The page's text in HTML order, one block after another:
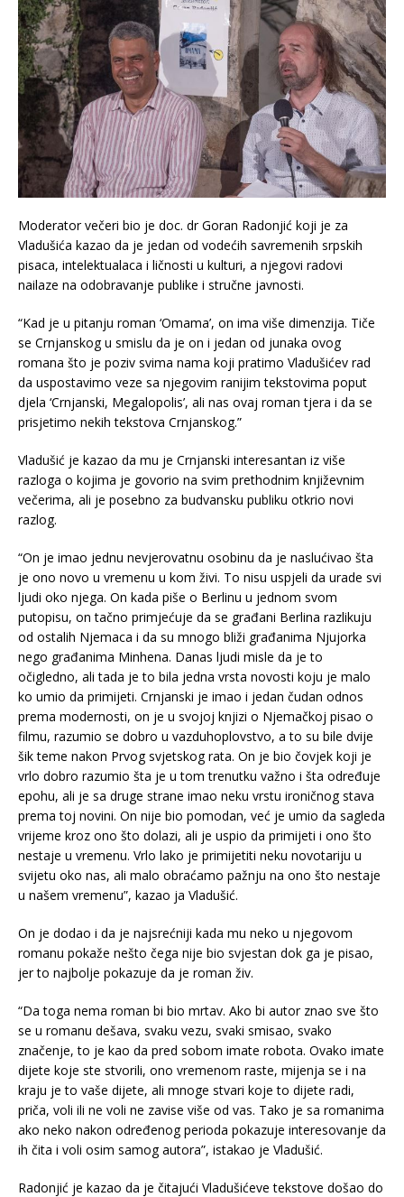
Moderator večeri bio je doc. dr Goran Radonjić koji je za
Vladušića kazao da je jedan od vodećih savremenih srpskih
pisaca, intelektualaca i ličnosti u kulturi, a njegovi radovi
nailaze na odobravanje publike i stručne javnosti.
“Kad je u pitanju roman ‘Omama’, on ima više dimenzija. Tiče
se Crnjanskog u smislu da je on i jedan od junaka ovog
romana što je poziv svima nama koji pratimo Vladušićev rad
da uspostavimo veze sa njegovim ranijim tekstovima poput
djela ‘Crnjanski, Megalopolis’, ali nas ovaj roman tjera i da se
prisjetimo nekih tekstova Crnjanskog.”
Vladušić je kazao da mu je Crnjanski interesantan iz više
razloga o kojima je govorio na svim prethodnim književnim
večerima, ali je posebno za budvansku publiku otkrio novi
razlog.
“On je imao jednu nevjerovatnu osobinu da je naslućivao šta
je ono novo u vremenu u kom živi. To nisu uspjeli da urade svi
ljudi oko njega. On kada piše o Berlinu u jednom svom
putopisu, on tačno primjećuje da se građani Berlina razlikuju
od ostalih Njemaca i da su mnogo bliži građanima Njujorka
nego građanima Minhena. Danas ljudi misle da je to
očigledno, ali tada je to bila jedna vrsta novosti koju je malo
ko umio da primijeti. Crnjanski je imao i jedan čudan odnos
prema modernosti, on je u svojoj knjizi o Njemačkoj pisao o
filmu, razumio se dobro u vazduhoplovstvo, a to su bile dvije
šik teme nakon Prvog svjetskog rata. On je bio čovjek koji je
vrlo dobro razumio šta je u tom trenutku važno i šta određuje
epohu, ali je sa druge strane imao neku vrstu ironičnog stava
prema toj novini. On nije bio pomodan, već je umio da sagleda
vrijeme kroz ono što dolazi, ali je uspio da primijeti i ono što
nestaje u vremenu. Vrlo lako je primijetiti neku novotariju u
svijetu oko nas, ali malo obraćamo pažnju na ono što nestaje
u našem vremenu”, kazao ja Vladušić.
On je dodao i da je najsrećniji kada mu neko u njegovom
romanu pokaže nešto čega nije bio svjestan dok ga je pisao,
jer to najbolje pokazuje da je roman živ.
“Da toga nema roman bi bio mrtav. Ako bi autor znao sve što
se u romanu dešava, svaku vezu, svaki smisao, svako
značenje, to je kao da pred sobom imate robota. Ovako imate
dijete koje ste stvorili, ono vremenom raste, mijenja se i na
kraju je to vaše dijete, ali mnoge stvari koje to dijete radi,
priča, voli ili ne voli ne zavise više od vas. Tako je sa romanima
ako neko nakon određenog perioda pokazuje interesovanje da
ih čita i voli osim samog autora”, istakao je Vladušić.
Radonjić je kazao da je čitajući Vladušićeve tekstove došao do